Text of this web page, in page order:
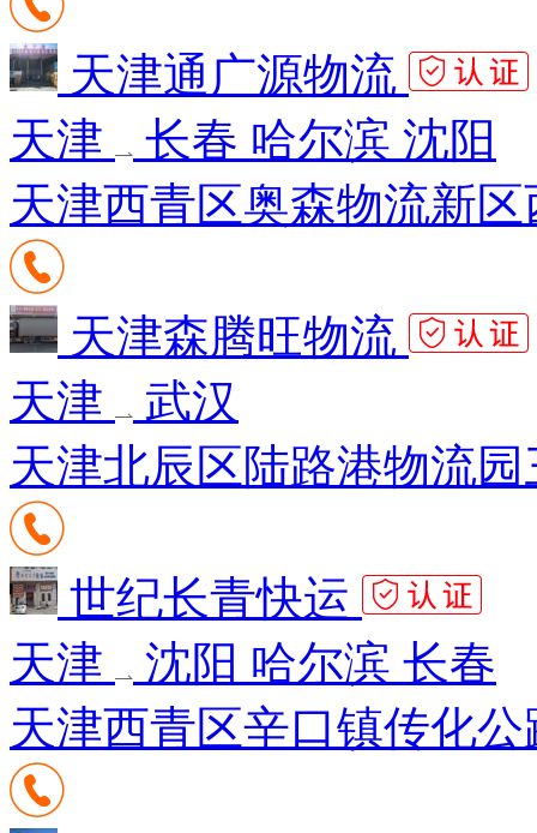
天津通广源物流
天津
长春 哈尔滨 沈阳
天津西青区奥森物流新
天津森腾旺物流
天津
武汉
天津北辰区陆路港物流
世纪长青快运
天津
沈阳 哈尔滨 长春
天津西青区辛口镇传化公